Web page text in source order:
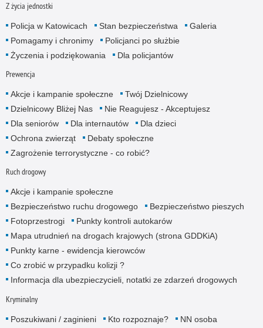
Z życia jednostki
Policja w Katowicach Stan bezpieczeństwa
Galeria
Pomagamy i chronimy
Policjanci po służbie
Życzenia i podziękowania
Dla policjantów
Prewencja
Akcje i kampanie społeczne
Twój Dzielnicowy
Dzielnicowy Bliżej Nas
Nie Reagujesz - Akceptujesz
Dla seniorów
Dla internautów
Dla dzieci
Ochrona zwierząt
Debaty społeczne
Zagrożenie terrorystyczne - co robić?
Ruch drogowy
Akcje i kampanie społeczne
Bezpieczeństwo ruchu drogowego
Bezpieczeństwo pieszych
Fotoprzestrogi
Punkty kontroli autokarów
Mapa utrudnień na drogach krajowych (strona GDDKiA)
Punkty karne - ewidencja kierowców
Co zrobić w przypadku kolizji ?
Informacja dla ubezpieczycieli, notatki ze zdarzeń drogowych
Kryminalny
Poszukiwani / zaginieni Kto rozpoznaje?
NN osoba